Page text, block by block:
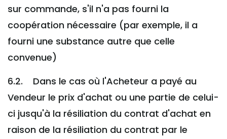
sur commande, s'il n'a pas fourni la
coopération nécessaire (par exemple, il a
fourni une substance autre que celle
convenue)
6.2. Dans le cas où l'Acheteur a payé au
Vendeur le prix d'achat ou une partie de celui-
ci jusqu'à la résiliation du contrat d'achat en
raison de la résiliation du contrat par le